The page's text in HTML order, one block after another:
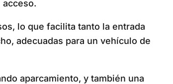
acceso.
lo que facilita tanto la entrada
adecuadas para un vehículo de
aparcamiento, y también una